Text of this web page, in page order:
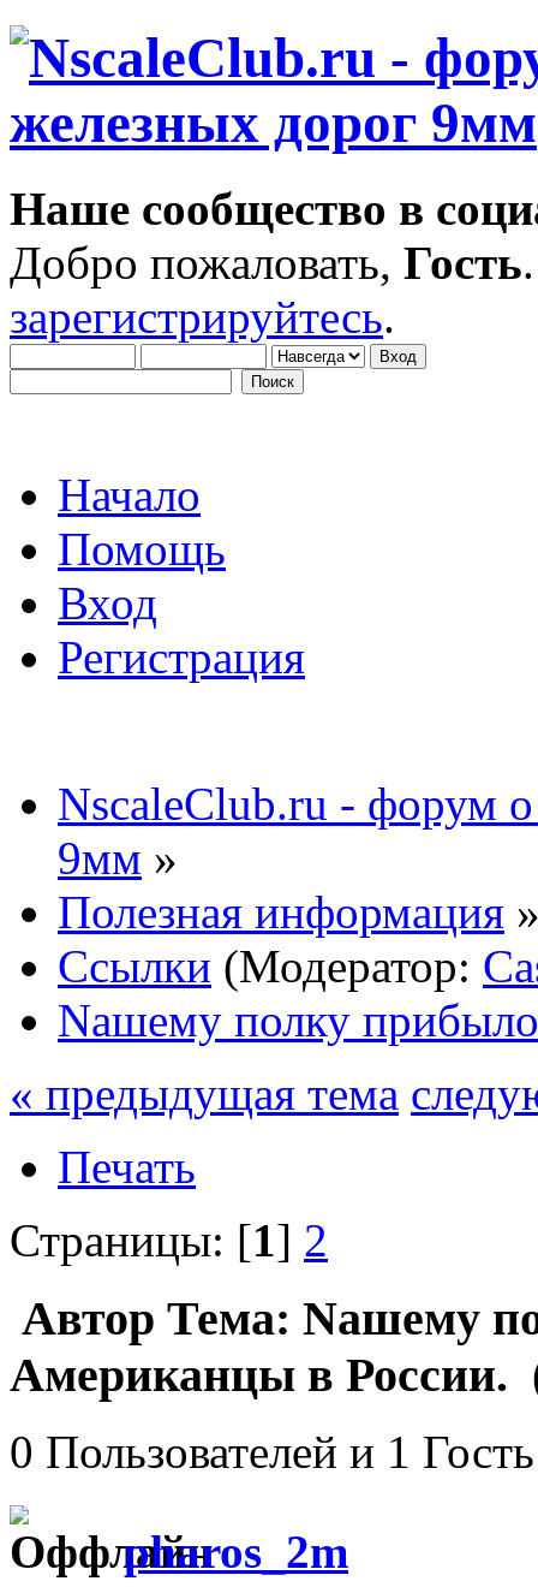
Наше сообщество в
Добро пожаловать, Гость
зарегистрируйтесь.
Начало
Помощь
Вход
Регистрация
NscaleClub.ru - форум
9мм »
Полезная информация
Ссылки (Модератор:
Nашему полку
« предыдущая тема
Печать
Страницы: [1] 2
Автор Тема: Nашему
Американцы в России.
0 Пользователей и 1
pharos_2m